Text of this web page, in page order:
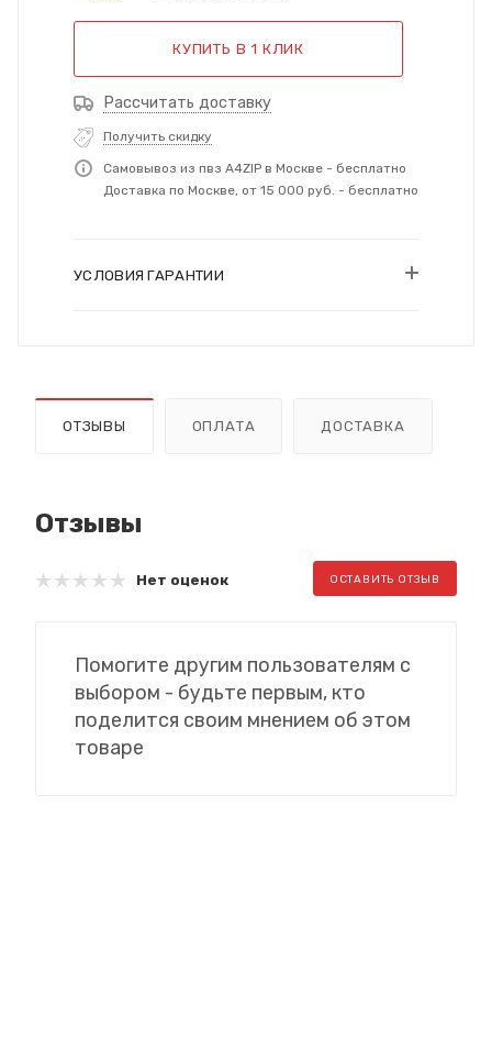
КУПИТЬ В 1 КЛИК
Рассчитать доставку
Получить скидку
Самовывоз из пвз A4ZIP в Москве - бесплатно
Доставка по Москве, от 15 000 руб. - бесплатно
УСЛОВИЯ ГАРАНТИИ
ОТЗЫВЫ ОПЛАТА ДОСТАВКА
Отзывы
Нет оценок ОСТАВИТЬ ОТЗЫВ
Помогите другим пользователям с
выбором - будьте первым, кто
поделится своим мнением об этом
товаре